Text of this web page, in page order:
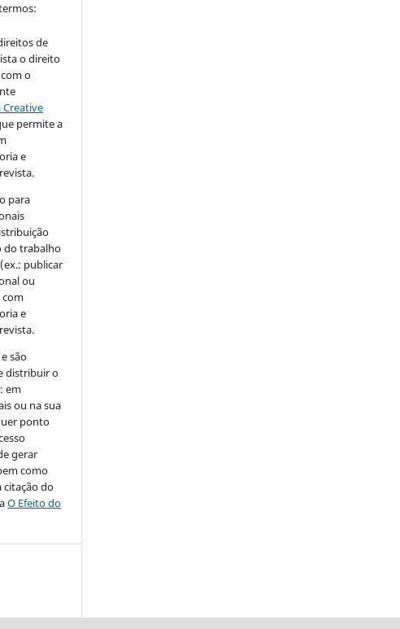
de
o direito
o
Creative
permite a
e
para
do trabalho
publicar
ou
com
e
são
distribuir o
em
ou na sua
ponto
gerar
como
citação do
O Efeito do